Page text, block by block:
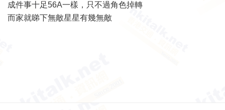
成件事十足56A一樣，只不過角色掉轉
而家就睇下無敵星星有幾無敵